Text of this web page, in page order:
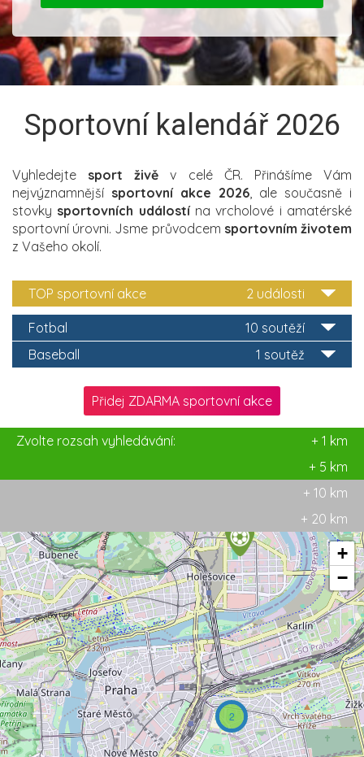
Sportovní kalendář 2026
Vyhledejte sport živě v celé ČR. Přinášíme Vám
nejvýznamnější sportovní akce 2026, ale současně i
stovky sportovních událostína vrcholové i amatérské
sportovní úrovni. Jsme průvodcem sportovním životem
z Vašeho okolí.
2 události
TOP sportovní akce
10 soutěží
Fotbal
1 soutěž
Baseball
Přidej ZDARMA sportovní akce
Zvolte rozsah vyhledávání:
+ 1 km
+ 5 km
+ 10 km
+ 20 km
2
+
−